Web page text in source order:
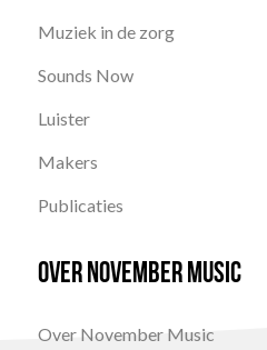
Muziek in de zorg
Sounds Now
Luister
Makers
Publicaties
Over November Music
Over November Music